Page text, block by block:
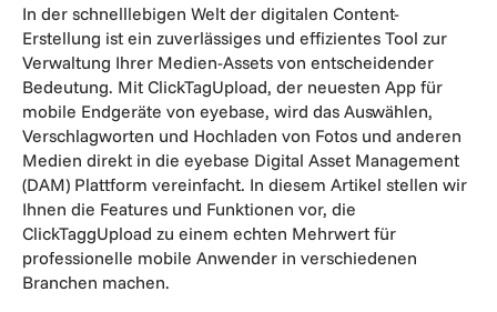
In der schnelllebigen Welt der digitalen Content-
Erstellung ist ein zuverlässiges und effizientes Tool zur
Verwaltung Ihrer Medien-Assets von entscheidender
Bedeutung. Mit ClickTagUpload, der neuesten App für
mobile Endgeräte von eyebase, wird das Auswählen,
Verschlagworten und Hochladen von Fotos und anderen
Medien direkt in die eyebase Digital Asset Management
(DAM) Plattform vereinfacht. In diesem Artikel stellen wir
Ihnen die Features und Funktionen vor, die
ClickTaggUpload zu einem echten Mehrwert für
professionelle mobile Anwender in verschiedenen
Branchen machen.